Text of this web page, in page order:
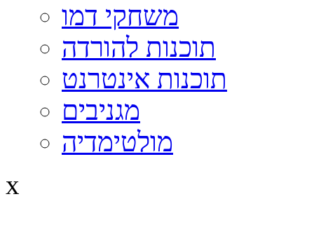
משחקי דמו
תוכנות להורדה
תוכנות אינטרנט
מגניבים
מולטימדיה
x